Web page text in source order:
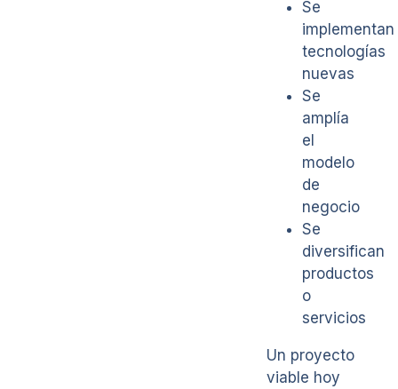
Se
implementan
tecnologías
nuevas
Se
amplía
el
modelo
de
negocio
Se
diversifican
productos
o
servicios
Un proyecto
viable hoy